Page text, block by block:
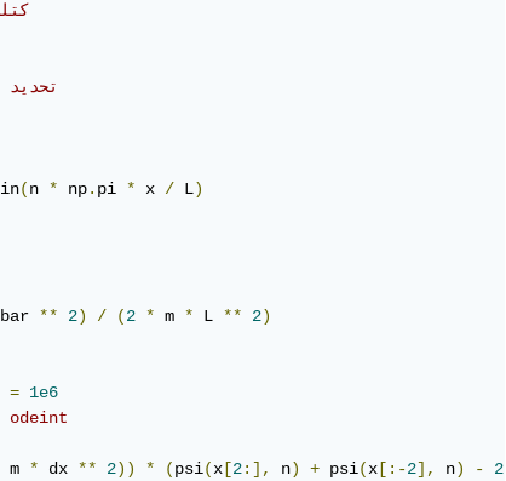
#
#
(n * np. pi * x / L)
** 2) / (2 * m * L ** 2)
= 1e6
# حل معادلة شرودنجر باستخدام odeint
m * dx ** 2)) * (psi(x [2:], n) + psi(x [:-2], n) - 2